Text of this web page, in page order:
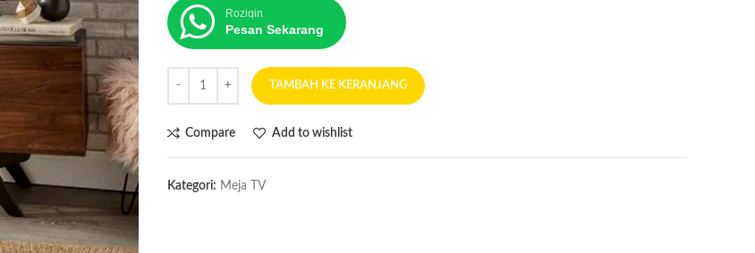
Roziqin
Pesan Sekarang
TAMBAH KE KERANJANG
Compare Add to wishlist
Kategori: Meja TV